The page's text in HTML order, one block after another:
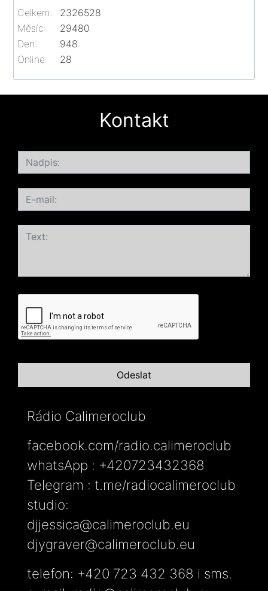
Online: 28
Celkem:
2326528
Měsíc:
29480
Den:
948
Kontakt
Rádio Calimeroclub
facebook.com/radio.calimeroclub
whatsApp : +420723432368
Telegram : t.me/radiocalimeroclub
studio:
djjessica@calimeroclub.eu
djygraver@calimeroclub.eu
telefon: +420 723 432 368 i sms.